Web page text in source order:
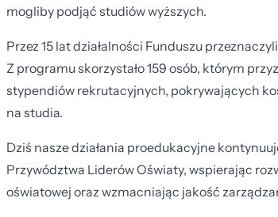
mogliby podjąć studiów wyższych.
Przez 15 lat działalności Funduszu
Z programu skorzystało 159 osób, którym
stypendiów rekrutacyjnych, pokrywających
na studia.
Dziś nasze działania proedukacyjne
Przywództwa Liderów Oświaty, wspierając
oświatowej oraz wzmacniając jakość